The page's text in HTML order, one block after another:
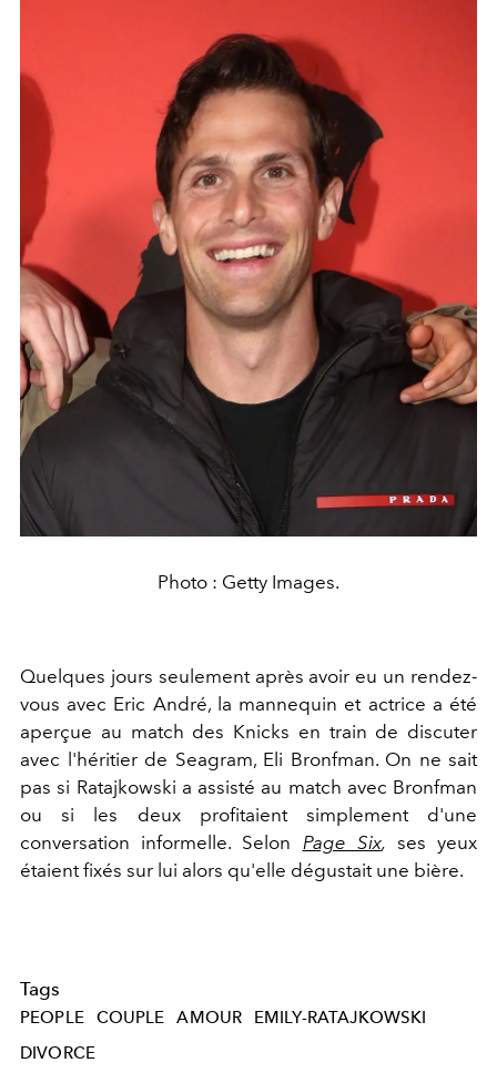
Photo : Getty Images.
Quelques jours seulement après avoir eu un rendez-
vous avec Eric André, la mannequin et actrice a été
aperçue au match des Knicks en train de discuter
avec l'héritier de Seagram, Eli Bronfman. On ne sait
pas si Ratajkowski a assisté au match avec Bronfman
ou si les deux profitaient simplement d'une
conversation informelle. Selon Page Six, ses yeux
étaient fixés sur lui alors qu'elle dégustait une bière.
Tags
PEOPLE COUPLE AMOUR
EMILY-RATAJKOWSKI
DIVORCE